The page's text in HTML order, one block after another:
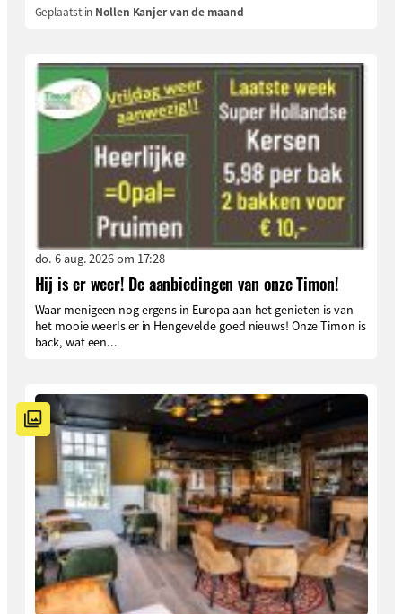
Geplaatst in Nollen Kanjer van de maand
do. 6 aug. 2026 om 17:28
Hij is er weer! De aanbiedingen van onze Timon!
Waar menigeen nog ergens in Europa aan het genieten is van
het mooie weerIs er in Hengevelde goed nieuws! Onze Timon is
back, wat een...